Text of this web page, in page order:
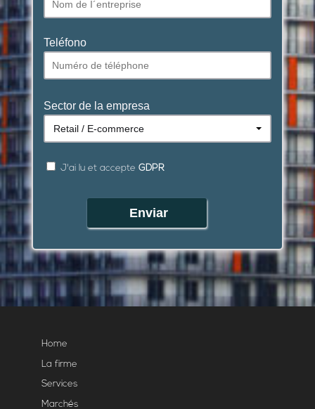
Teléfono
Sector de la empresa
Retail / E-commerce
J'ai lu et accepte GDPR
Enviar
Home
La firme
Services
Marchés